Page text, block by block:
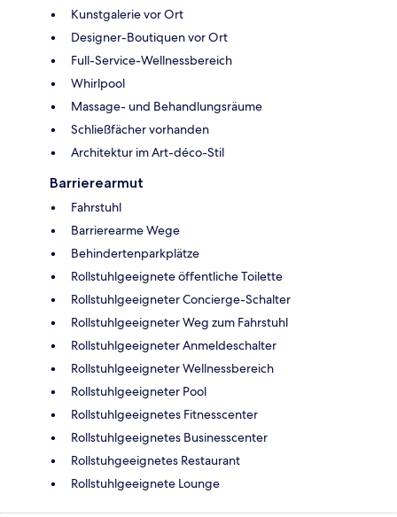
Kunstgalerie vor Ort
Designer-Boutiquen vor Ort
Full-Service-Wellnessbereich
Whirlpool
Massage- und Behandlungsräume
Schließfächer vorhanden
Architektur im Art-déco-Stil
Barrierearmut
Fahrstuhl
Barrierearme Wege
Behindertenparkplätze
Rollstuhlgeeignete öffentliche Toilette
Rollstuhlgeeigneter Concierge-Schalter
Rollstuhlgeeigneter Weg zum Fahrstuhl
Rollstuhlgeeigneter Anmeldeschalter
Rollstuhlgeeigneter Wellnessbereich
Rollstuhlgeeigneter Pool
Rollstuhlgeeignetes Fitnesscenter
Rollstuhlgeeignetes Businesscenter
Rollstuhgeeignetes Restaurant
Rollstuhlgeeignete Lounge